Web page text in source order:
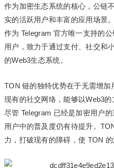
作为加密生态系统的核心，公链
实的活跃用户和丰富的应用场景
作为 Telegram 官方唯一支持的
用户，致力于通过支付、社交和
的Web3生态系统。
TON 链的独特优势在于无需增加
现有的社交网络，能够以Web3的
尽管 Telegram 已经是加密用户
用户中的普及度仍有待提升。
力，打破现有的障碍，使 TON 的